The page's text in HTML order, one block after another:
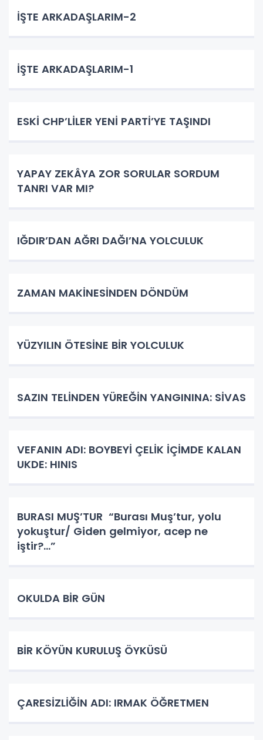
İŞTE ARKADAŞLARIM-2
İŞTE ARKADAŞLARIM-1
ESKİ CHP’LİLER YENİ PARTİ’YE TAŞINDI
YAPAY ZEKÂYA ZOR SORULAR SORDUM
TANRI VAR MI?
IĞDIR’DAN AĞRI DAĞI’NA YOLCULUK
ZAMAN MAKİNESİNDEN DÖNDÜM
YÜZYILIN ÖTESİNE BİR YOLCULUK
SAZIN TELİNDEN YÜREĞİN YANGININA: SİVAS
VEFANIN ADI: BOYBEYİ ÇELİK İÇİMDE KALAN
UKDE: HINIS
BURASI MUŞ’TUR “Burası Muş’tur, yolu
yokuştur/ Giden gelmiyor, acep ne
iştir?...”
OKULDA BİR GÜN
BİR KÖYÜN KURULUŞ ÖYKÜSÜ
ÇARESİZLİĞİN ADI: IRMAK ÖĞRETMEN